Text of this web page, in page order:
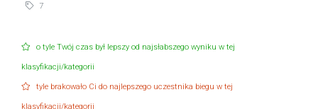
7
o tyle Twój czas był lepszy od najsłabszego wyniku w tej
klasyfikacji/kategorii
tyle brakowało Ci do najlepszego uczestnika biegu w tej
klasyfikacji/kategorii